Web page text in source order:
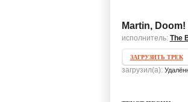
Martin,
исполнитель: The
ЗАГРУЗИТЬ ТРЕК
загрузил(а):